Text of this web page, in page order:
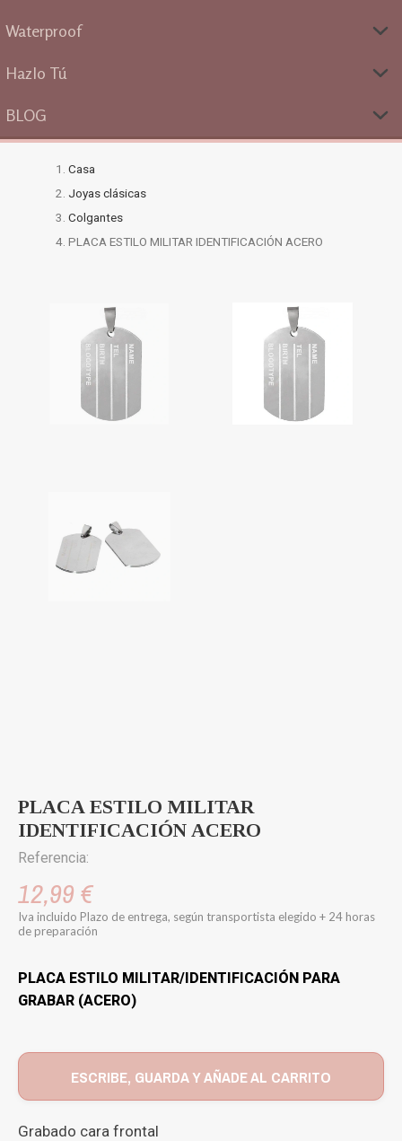
Waterproof
Hazlo Tú
BLOG
Casa
Joyas clásicas
Colgantes
PLACA ESTILO MILITAR IDENTIFICACIÓN ACERO
PLACA ESTILO MILITAR
IDENTIFICACIÓN ACERO
Referencia:
12,99 €
Iva incluido Plazo de entrega, según transportista elegido + 24 horas
de preparación
PLACA ESTILO MILITAR/IDENTIFICACIÓN PARA
GRABAR (ACERO)
ESCRIBE, GUARDA Y AÑADE AL CARRITO
Grabado cara frontal